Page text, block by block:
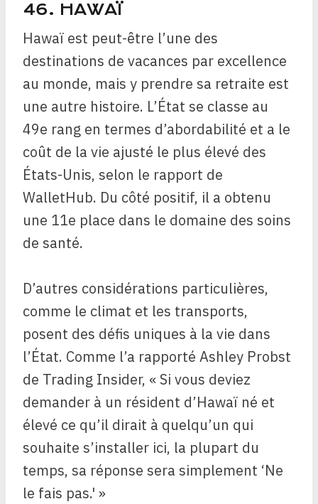
46. ​​HAWAÏ
Hawaï est peut-être l’une des
destinations de vacances par excellence
au monde, mais y prendre sa retraite est
une autre histoire. L’État se classe au
49e rang en termes d’abordabilité et a le
coût de la vie ajusté le plus élevé des
États-Unis, selon le rapport de
WalletHub. Du côté positif, il a obtenu
une 11e place dans le domaine des soins
de santé.
D’autres considérations particulières,
comme le climat et les transports,
posent des défis uniques à la vie dans
l’État. Comme l’a rapporté Ashley Probst
de Trading Insider, « Si vous deviez
demander à un résident d’Hawaï né et
élevé ce qu’il dirait à quelqu’un qui
souhaite s’installer ici, la plupart du
temps, sa réponse sera simplement ‘Ne
le fais pas.' »